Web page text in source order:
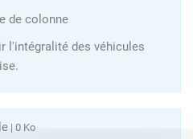
de colonne
l'intégralité des véhicules
| 0 Ko